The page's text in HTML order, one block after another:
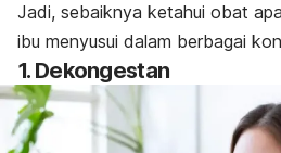
Jadi, sebaiknya ketahui obat
ibu menyusui dalam berbagai
1. Dekongestan